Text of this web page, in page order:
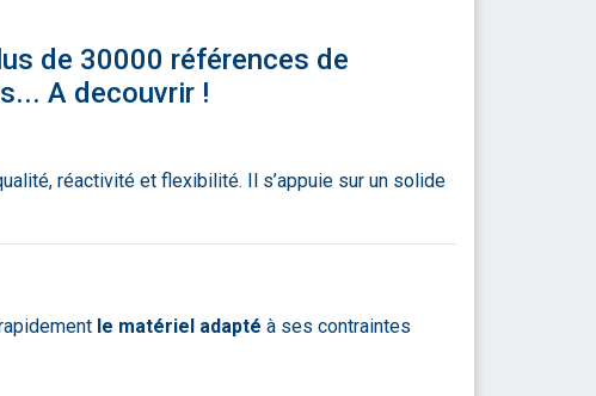
de 30000 références de
A decouvrir !
réactivité et flexibilité. Il s’appuie sur un solide
le matériel adapté à ses contraintes